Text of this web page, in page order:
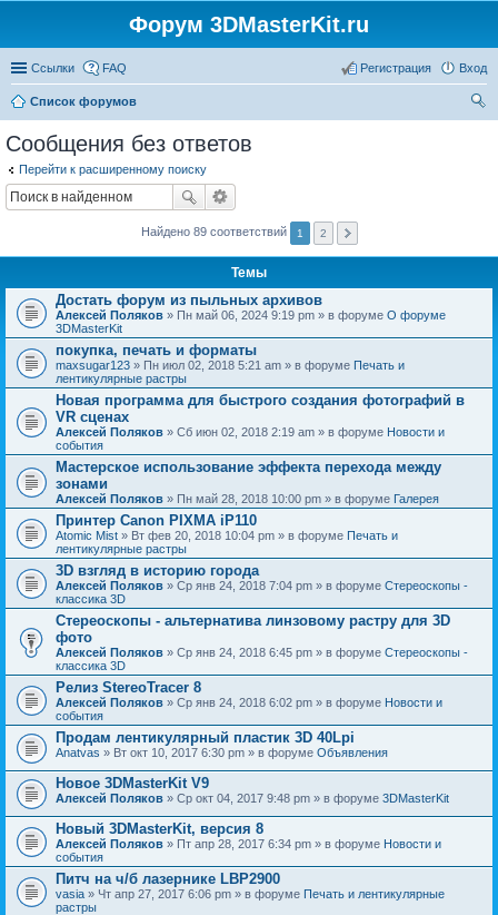
Форум 3DMasterKit.ru
Ссылки FAQ Вход
Регистрация
Список форумов
Сообщения без ответов
Перейти к расширенному поиску
Найдено 89 соответствий 1 2
Темы
Достать форум из пыльных архивов
Алексей Поляков » Пн май 06, 2024 9:19 pm » в форуме О форуме
3DMasterKit
покупка, печать и форматы
maxsugar123 » Пн июл 02, 2018 5:21 am » в форуме Печать и
лентикулярные растры
Новая программа для быстрого создания фотографий в
VR сценах
Алексей Поляков » Сб июн 02, 2018 2:19 am » в форуме Новости и
события
Мастерское использование эффекта перехода между
зонами
Алексей Поляков » Пн май 28, 2018 10:00 pm » в форуме Галерея
Принтер Canon PIXMA iP110
Atomic Mist » Вт фев 20, 2018 10:04 pm » в форуме Печать и
лентикулярные растры
3D взгляд в историю города
Алексей Поляков » Ср янв 24, 2018 7:04 pm » в форуме Стереоскопы -
классика 3D
Стереоскопы - альтернатива линзовому растру для 3D
фото
Алексей Поляков » Ср янв 24, 2018 6:45 pm » в форуме Стереоскопы -
классика 3D
Релиз StereoTracer 8
Алексей Поляков » Ср янв 24, 2018 6:02 pm » в форуме Новости и
события
Продам лентикулярный пластик 3D 40Lpi
Anatvas » Вт окт 10, 2017 6:30 pm » в форуме Объявления
Новое 3DMasterKit V9
Алексей Поляков » Ср окт 04, 2017 9:48 pm » в форуме 3DMasterKit
Новый 3DMasterKit, версия 8
Алексей Поляков » Пт апр 28, 2017 6:34 pm » в форуме Новости и
события
Питч на ч/б лазернике LBP2900
vasia » Чт апр 27, 2017 6:06 pm » в форуме Печать и лентикулярные
растры